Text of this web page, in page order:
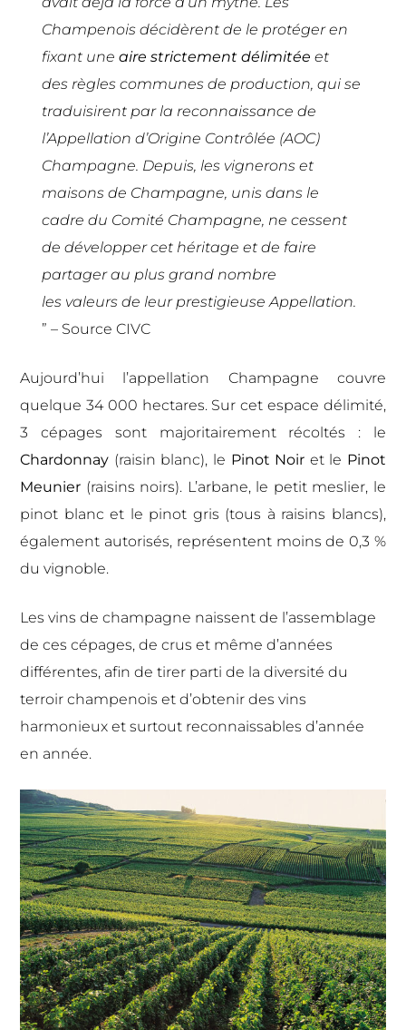
Champenois décidèrent de le protéger en
fixant uneairestrictement délimitée et
des règlescommunes de production, qui se
traduisirent par la reconnaissance de
l’Appellation d’Origine Contrôlée (AOC)
Champagne. Depuis, les vignerons et
maisons de Champagne, unis dans le
cadre du Comité Champagne, ne cessent
dedéveloppercet héritage et de faire
partagerau plus grand nombre
les valeursde leur prestigieuse Appellation.
” – Source CIVC
Aujourd’hui l’appellation Champagne couvre
quelque 34 000 hectares. Sur cet espace délimité,
3 cépages sont majoritairement récoltés : le
Chardonnay (raisin blanc), le Pinot Noir et le Pinot
Meunier (raisins noirs). L’arbane, le petit meslier, le
pinot blanc et le pinot gris (tous à raisins blancs),
également autorisés, représentent moins de 0,3 %
du vignoble.
Les vins de champagne naissent de l’assemblage
de ces cépages,de crus et même d’années
différentes, afin de tirer parti de la diversité du
terroir champenois et d’obtenirdes vins
harmonieux et surtout reconnaissablesd’année
en année.